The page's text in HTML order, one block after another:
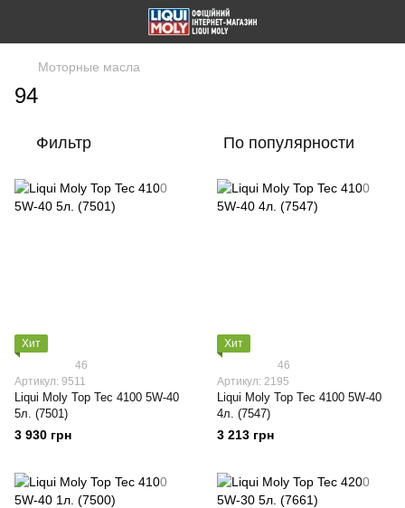
Моторные масла
94
Фильтр По популярности
Хит
46
Артикул: 9511
Liqui Moly Top Tec 4100 5W-40
5л. (7501)
3 930 грн
Хит
46
Артикул: 2195
Liqui Moly Top Tec 4100 5W-40
4л. (7547)
3 213 грн